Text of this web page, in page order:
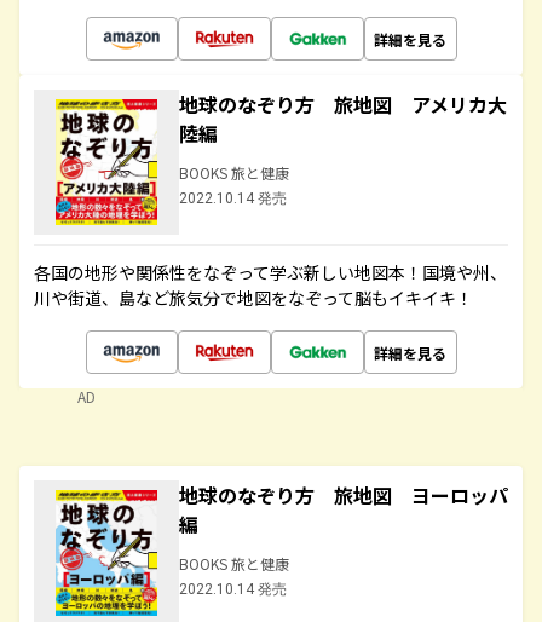
詳細を見る
地球のなぞり方 旅地図 アメリカ大
陸編
BOOKS 旅と健康
2022.10.14 発売
各国の地形や関係性をなぞって学ぶ新しい地図本！国境や州、
川や街道、島など旅気分で地図をなぞって脳もイキイキ！
詳細を見る
AD
地球のなぞり方 旅地図 ヨーロッパ
編
BOOKS 旅と健康
2022.10.14 発売